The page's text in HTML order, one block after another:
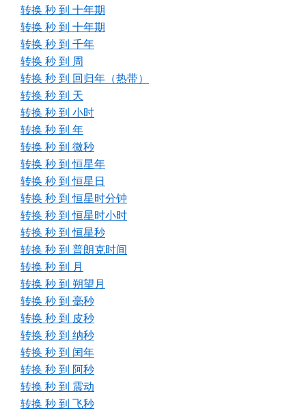
转换 秒 到 十年期
转换 秒 到 十年期
转换 秒 到 千年
转换 秒 到 周
转换 秒 到 回归年（热带）
转换 秒 到 天
转换 秒 到 小时
转换 秒 到 年
转换 秒 到 微秒
转换 秒 到 恒星年
转换 秒 到 恒星日
转换 秒 到 恒星时分钟
转换 秒 到 恒星时小时
转换 秒 到 恒星秒
转换 秒 到 普朗克时间
转换 秒 到 月
转换 秒 到 朔望月
转换 秒 到 毫秒
转换 秒 到 皮秒
转换 秒 到 纳秒
转换 秒 到 闰年
转换 秒 到 阿秒
转换 秒 到 震动
转换 秒 到 飞秒